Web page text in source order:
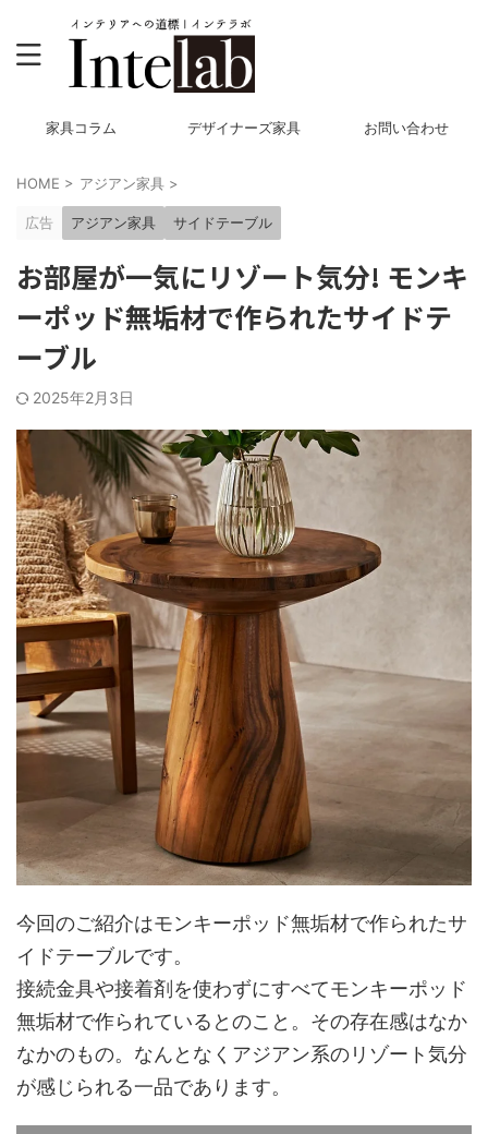
家具コラム デザイナーズ家具 お問い合わせ
HOME > アジアン家具 >
広告 アジアン家具 サイドテーブル
お部屋が一気にリゾート気分! モンキ
ーポッド無垢材で作られたサイドテ
ーブル
2025年2月3日
今回のご紹介はモンキーポッド無垢材で作られたサ
イドテーブルです。
接続金具や接着剤を使わずにすべてモンキーポッド
無垢材で作られているとのこと。その存在感はなか
なかのもの。なんとなくアジアン系のリゾート気分
が感じられる一品であります。